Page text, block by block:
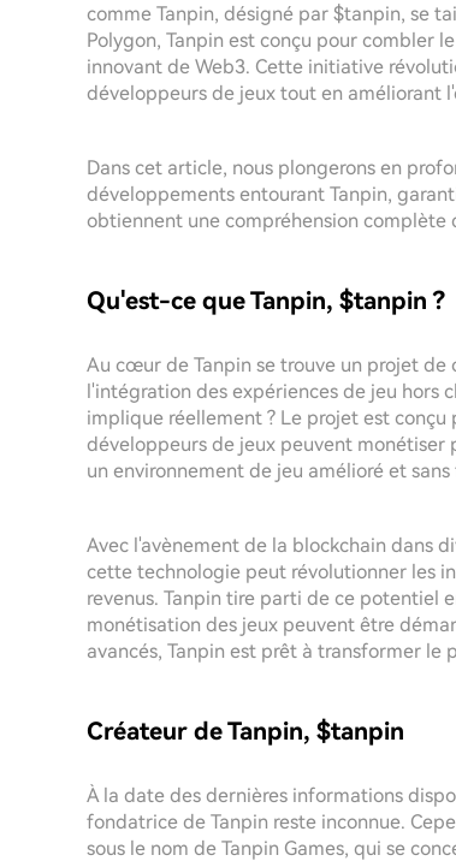
comme Tanpin, désigné par $tanpin, se
Polygon, Tanpin est conçu pour combler
innovant de Web3. Cette initiative
développeurs de jeux tout en améliorant
Dans cet article, nous plongerons en
développements entourant Tanpin,
obtiennent une compréhension complète
Qu'est-ce que Tanpin, $tanpin ?
Au cœur de Tanpin se trouve un projet
l'intégration des expériences de jeu hors
implique réellement ? Le projet est
développeurs de jeux peuvent monétiser
un environnement de jeu amélioré et sans
Avec l'avènement de la blockchain dans
cette technologie peut révolutionner les
revenus. Tanpin tire parti de ce potentiel
monétisation des jeux peuvent être
avancés, Tanpin est prêt à transformer le
Créateur de Tanpin, $tanpin
À la date des dernières informations
fondatrice de Tanpin reste inconnue.
sous le nom de Tanpin Games, qui se